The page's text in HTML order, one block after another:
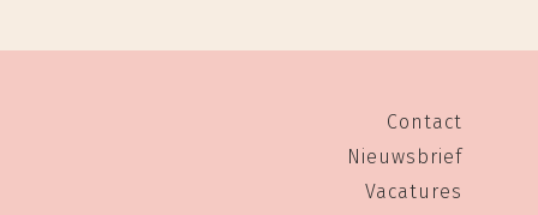
Contact
Nieuwsbrief
Vacatures